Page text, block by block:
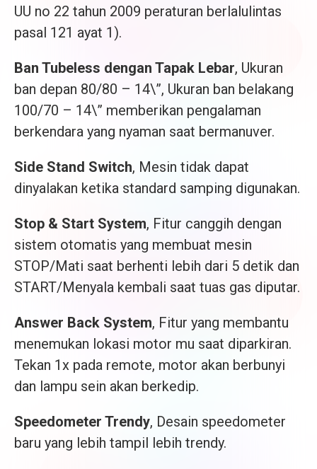
UU no 22 tahun 2009 peraturan berlalulintas
pasal 121 ayat 1).
Ban Tubeless dengan Tapak Lebar, Ukuran
ban depan 80/80 – 14\”, Ukuran ban belakang
100/70 – 14\” memberikan pengalaman
berkendara yang nyaman saat bermanuver.
Side Stand Switch, Mesin tidak dapat
dinyalakan ketika standard samping digunakan.
Stop & Start System, Fitur canggih dengan
sistem otomatis yang membuat mesin
STOP/Mati saat berhenti lebih dari 5 detik dan
START/Menyala kembali saat tuas gas diputar.
Answer Back System, Fitur yang membantu
menemukan lokasi motor mu saat diparkiran.
Tekan 1x pada remote, motor akan berbunyi
dan lampu sein akan berkedip.
Speedometer Trendy, Desain speedometer
baru yang lebih tampil lebih trendy.